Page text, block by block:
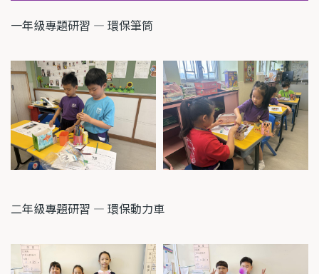
一年級專題研習 — 環保筆筒
二年級專題研習 — 環保動力車